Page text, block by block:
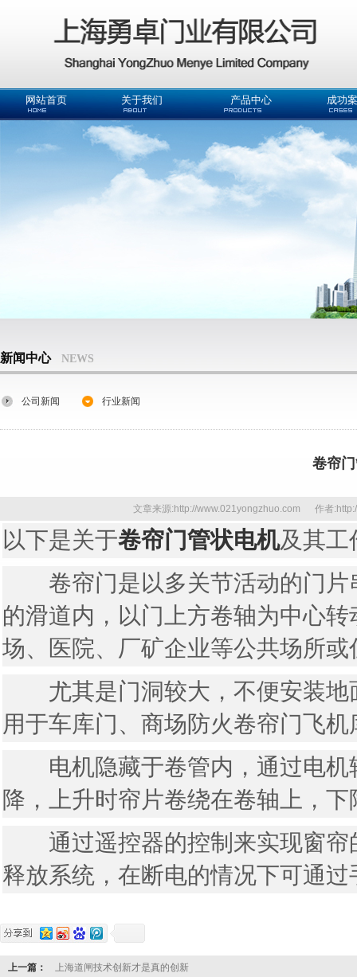
网站首页 关于我们 产品中心 成功
新闻中心 NEWS
公司新闻 行业新闻
卷帘
文章来源:http://www.021yongzhuo.com 作者
以下是关于卷帘门管状电机及其工
卷帘门是以多关节活动的门片
的滑道内，以门上方卷轴为中心
场、医院、厂矿企业等公共场所或
尤其是门洞较大，不便安装地
用于车库门、商场防火卷帘门飞机
电机隐藏于卷管内，通过电机
降，上升时帘片卷绕在卷轴上，
通过遥控器的控制来实现窗帘
释放系统，在断电的情况下可通
上一篇： 上海道闸技术创新才是真的创新